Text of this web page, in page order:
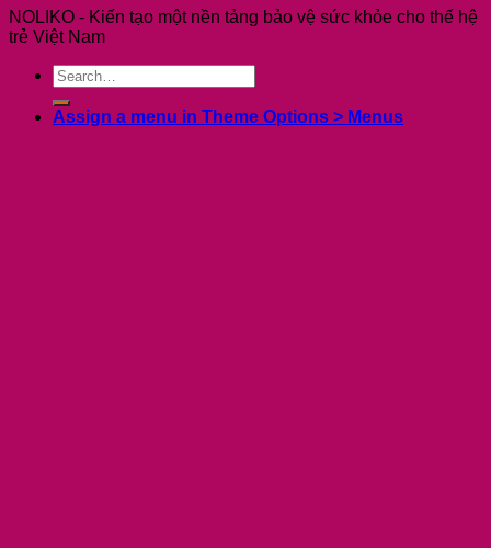
NOLIKO - Kiến tạo một nền tảng bảo vệ sức khỏe cho thế hệ
trẻ Việt Nam
Assign a menu in Theme Options > Menus